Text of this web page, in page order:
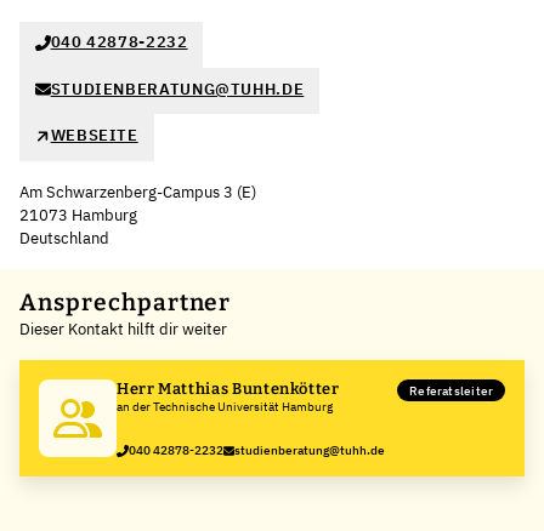
040 42878-2232
STUDIENBERATUNG@TUHH.DE
WEBSEITE
Am Schwarzenberg-Campus 3 (E)
21073 Hamburg
Deutschland
+
−
Ansprechpartner
Dieser Kontakt hilft dir weiter
Herr Matthias Buntenkötter
an der Technische Universität Hamburg
Referatsleiter
040 42878-2232 studienberatung@tuhh.de